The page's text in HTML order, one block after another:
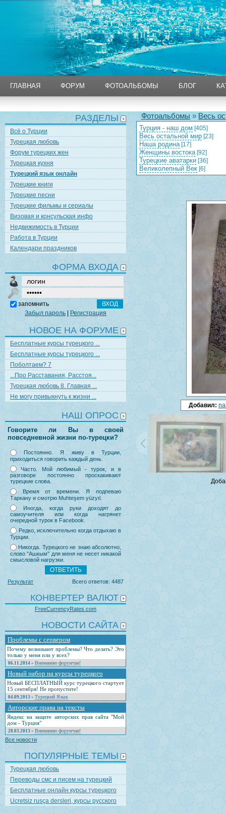
ГЛАВНАЯ ФОРУМ ФОТОАЛЬБОМЫ БЛОГ
РАЗДЕЛЫ
Всё о Турции
Турецкая любовь
Форум турецких жен
Турецкая кухня
Турецкий язык онлайн
Турецкие книги
Турецкие песни
Турецкие фильмы и сериалы
Визовая и консульская инфо
Недвижимость в Турции
Работа в Турции
Календари праздников
ФОРМА ВХОДА
запомнить
Забыл пароль
Регистрация
НОВОЕ НА ФОРУМЕ
Бесплатные курсы турецкого ...
Бесплатные курсы турецкого ...
Поболтаем? 7
...Про Расставания, Расстоя...
Турецкая любовь 8. Главная ...
Не могу привыкнуть к жизни ...
НАШ ОПРОС
Говорите ли Вы в своей
повседневной жизни по-турецки?
Постоянно. Я живу в Турции,
приходиться говорить каждый день.
Часто. Мой любимый - турок, и в
разговоре постоянно проскакивают
турецкие слова.
Время от времени. Я подпеваю
Таркану и смотрю Muhteşem yüzyıl.
Иногда, когда руки доходят до
самоучителя или когда нагрянет
очередной турок в Facebook.
Редко, исключительно когда отдыхаю в
Турции.
Никогда. Турецкого не знаю абсолютно,
слово "Ашкым" для меня не несет никакой
смысловой нагрузки.
Результат Всего ответов: 4487
КОНВЕРТЕР ВАЛЮТ
FreeCurrencyRates.com
НОВОСТИ САЙТА
Проблемы с сервером
Почему возникают проблемы? Что делать? Это
только у меня или у всех?
06.11.2014 » Вниманию форумчан!
Новый набор на курсы турецкого
Новый БЕСПЛАТНЫЙ курс турецкого стартует
15 сентября! Не пропустите!
04.09.2013 » Турецкий Язык
Авторские права на тексты
Яндекс на защите авторских прав сайта "Мой
дом - Турция"
28.03.2013 » Вниманию форумчан!
Все новости
ПОПУЛЯРНЫЕ ТЕМЫ
Турецкая любовь
Переводы смс и писем на турецкий
Бесплатные онлайн курсы турецкого
Ucretsiz rusça dersleri, курсы русского
Фотоальбомы » Весь
Турция - наш дом [405]
Весь остальной мир [23]
Наша родина [17]
Женщины востока [92]
Турецкие аватарки [36]
Великолепный Век [6]
Добавил: